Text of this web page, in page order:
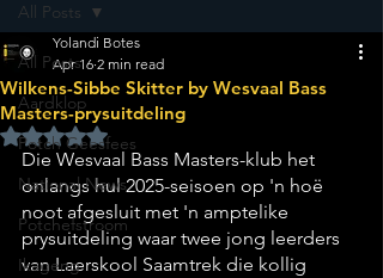
All Posts
Aardklop
Potch Geesfees
National News
Potchefstroom
Ikageng
All Posts
Wilkens-Sibbe Skitter by Wesvaal Bass
Masters-prysuitdeling
Yolandi Botes
Apr 16 2 min read
Rated NaN out of 5 stars.
Die Wesvaal Bass Masters-klub het
onlangs hul 2025-seisoen op 'n hoë
noot afgesluit met 'n amptelike
prysuitdeling waar twee jong leerders
van Laerskool Saamtrek die kollig